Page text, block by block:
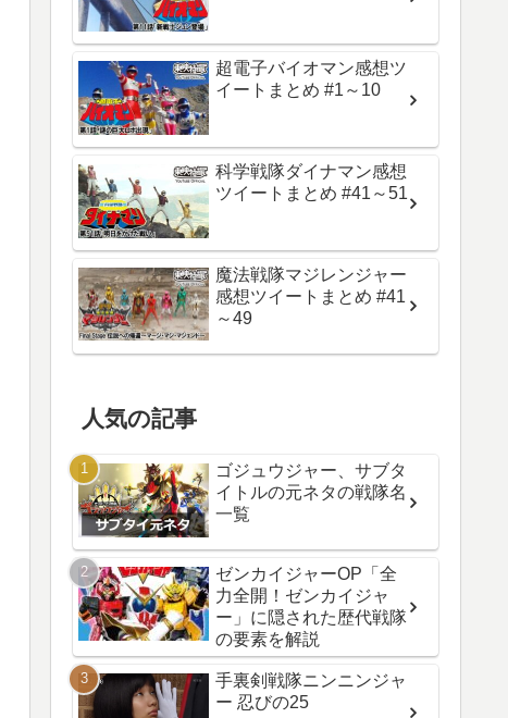
超電子バイオマン感想ツ
イートまとめ #1～10
科学戦隊ダイナマン感想
ツイートまとめ #41～51
魔法戦隊マジレンジャー
感想ツイートまとめ #41
～49
人気の記事
ゴジュウジャー、サブタ
イトルの元ネタの戦隊名
一覧
ゼンカイジャーOP「全
力全開！ゼンカイジャ
ー」に隠された歴代戦隊
の要素を解説
手裏剣戦隊ニンニンジャ
ー 忍びの25